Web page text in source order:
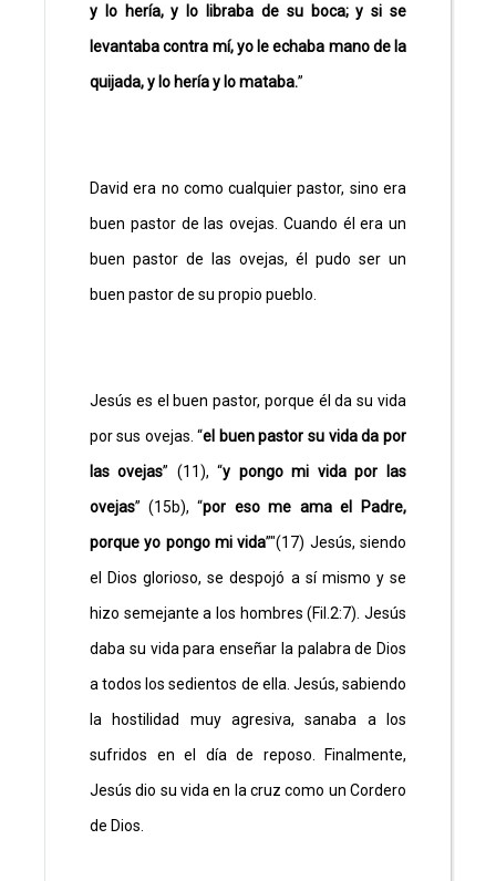
y lo hería, y lo libraba de su boca; y si se
levantaba contra mí, yo le echaba mano de la
quijada, y lo hería y lo mataba.”
David era no como cualquier pastor, sino era
buen pastor de las ovejas. Cuando él era un
buen pastor de las ovejas, él pudo ser un
buen pastor de su propio pueblo.
Jesús es el buen pastor, porque él da su vida
por sus ovejas. “el buen pastor su vida da por
las ovejas” (11), “y pongo mi vida por las
ovejas” (15b), “por eso me ama el Padre,
porque yo pongo mi vida”"(17) Jesús, siendo
el Dios glorioso, se despojó a sí mismo y se
hizo semejante a los hombres (Fil.2:7). Jesús
daba su vida para enseñar la palabra de Dios
a todos los sedientos de ella. Jesús, sabiendo
la hostilidad muy agresiva, sanaba a los
sufridos en el día de reposo. Finalmente,
Jesús dio su vida en la cruz como un Cordero
de Dios.